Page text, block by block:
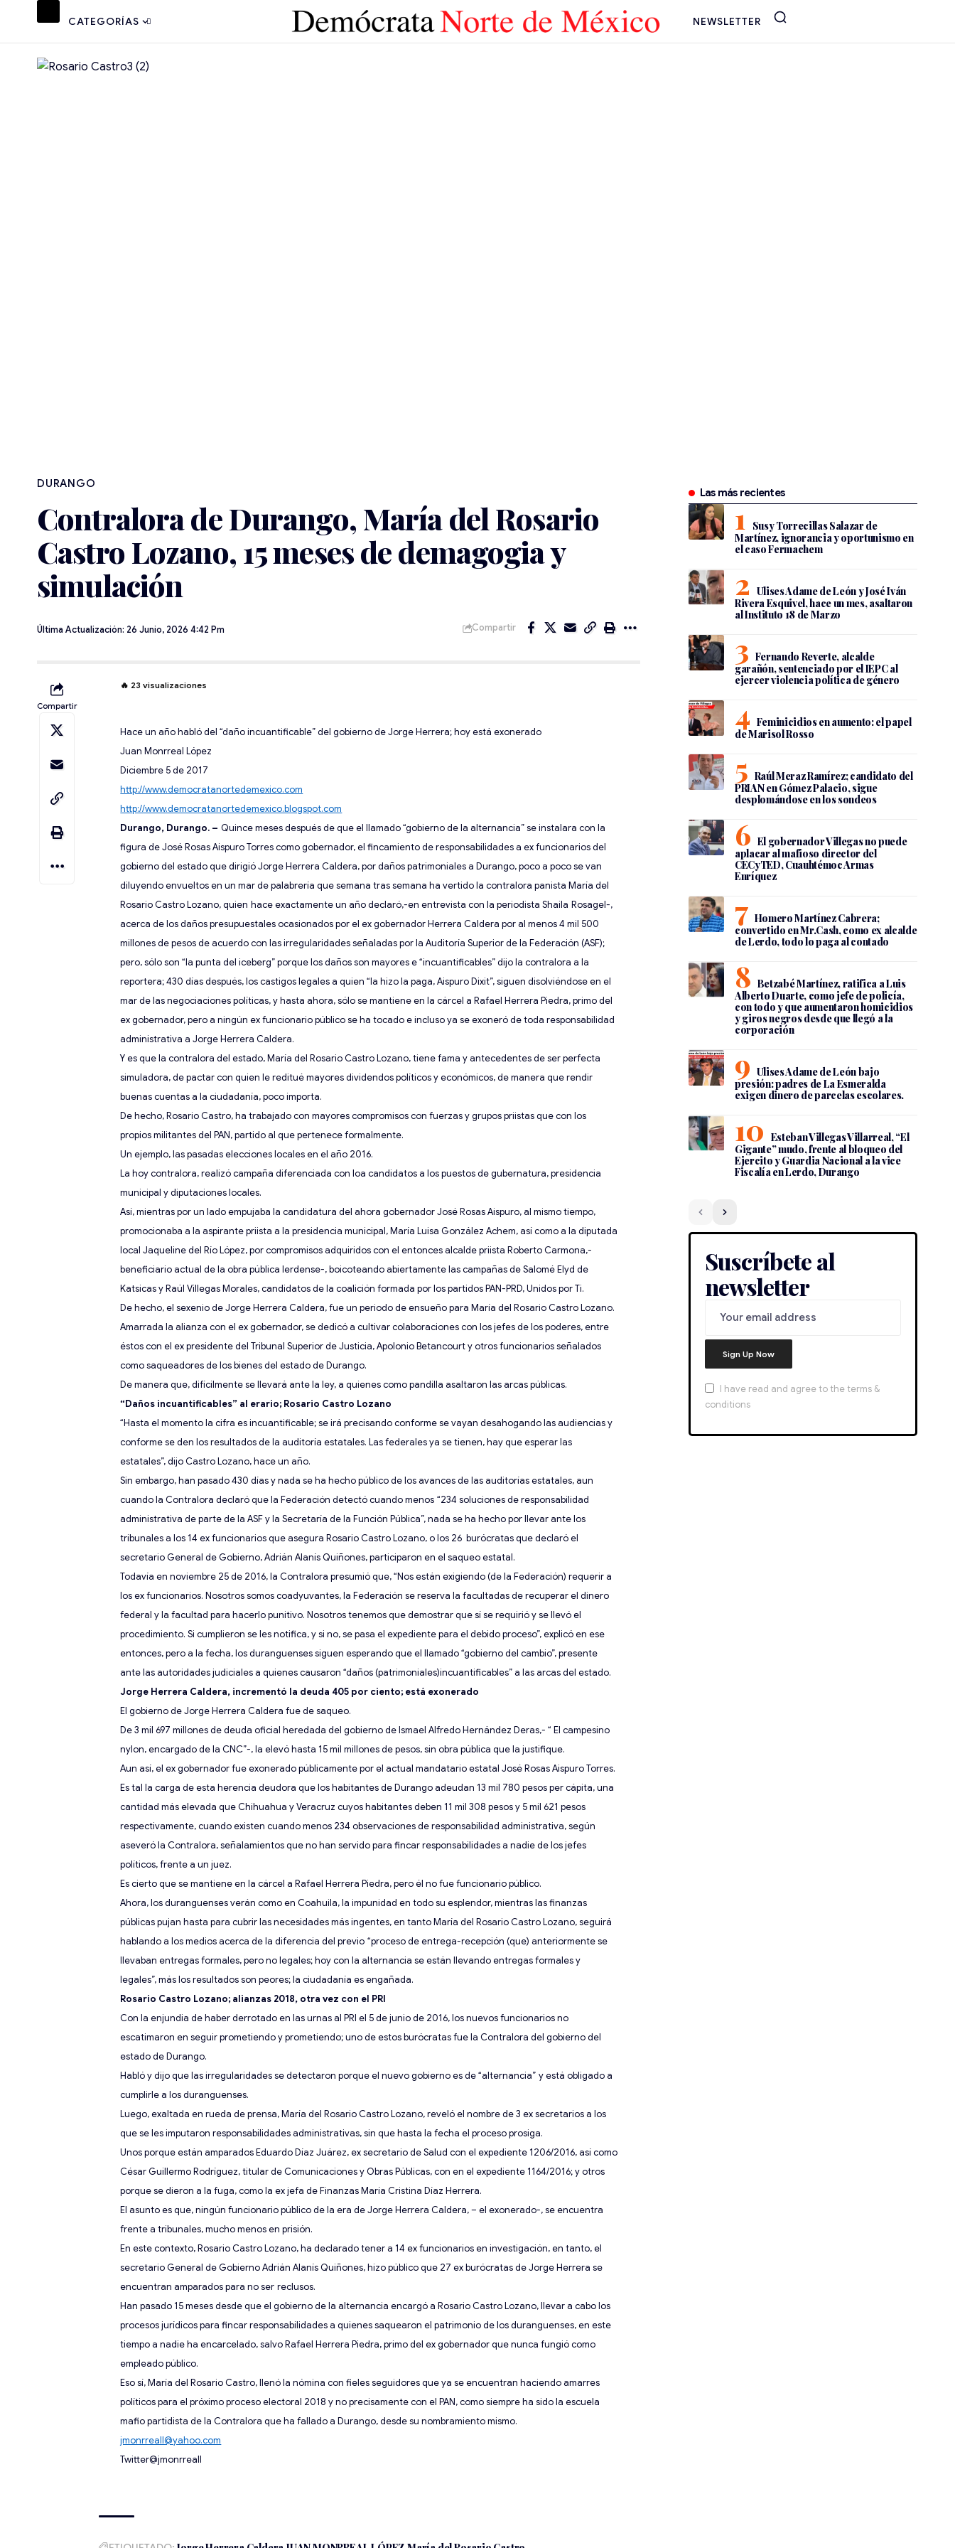
CATEGORÍAS NEWSLETTER
DURANGO
Contralora de Durango, María del Rosario
Castro Lozano, 15 meses de demagogia y
simulación
Última Actualización: 26 Junio, 2026 4:42 Pm Compartir
Compartir
🔥 23 visualizaciones
Hace un año habló del “daño incuantificable” del gobierno de Jorge Herrera; hoy está exonerado
Juan Monrreal López
Diciembre 5de 2017
http://www.democratanortedemexico.com
http://www.democratanortedemexico.blogspot.com
Durango, Durango. – Quince meses después de que el llamado “gobierno de la alternancia” se instalara con la
figura de José Rosas Aispuro Torres como gobernador,el fincamiento de responsabilidades a ex funcionarios del
gobierno del estado que dirigió Jorge Herrera Caldera, por daños patrimoniales a Durango, poco a poco se van
diluyendo envueltos en un mar de palabrería quesemana tras semana ha vertido la contralora panista María del
Rosario Castro Lozano, quien hace exactamente un año declaró,-en entrevista con la periodistaShaila Rosagel-,
acerca delos daños presupuestales ocasionados por el ex gobernador Herrera Caldera por al menos4 mil 500
millones de pesosde acuerdo con las irregularidades señaladas por la Auditoría Superior de la Federación (ASF);
pero, sólo son “la punta del iceberg” porque los daños son mayores e “incuantificables” dijo la contralora a la
reportera;430 días después, los castigos legales a quien “la hizo la paga, Aispuro Dixit”, siguen disolviéndose en el
mar de las negociaciones políticas, y hasta ahora, sólo se mantiene en la cárcel a Rafael Herrera Piedra, primo del
ex gobernador, pero a ningún ex funcionario público se ha tocado e incluso ya se exoneró de toda responsabilidad
administrativa a Jorge Herrera Caldera.
Y es que la contralora del estado, María del Rosario Castro Lozano, tiene fama y antecedentes deser perfecta
simuladora, de pactarcon quien le reditué mayores dividendos políticosy económicos, de manera que rendir
buenas cuentas a la ciudadanía, poco importa.
De hecho,Rosario Castro, ha trabajado con mayores compromisos con fuerzas y grupos priistas que con los
propios militantes del PAN, partido al que pertenece formalmente.
Un ejemplo,las pasadas elecciones locales en el año 2016.
La hoy contralora, realizó campaña diferenciada con loa candidatos a los puestosde gubernatura,presidencia
municipal y diputaciones locales.
Así, mientras por un lado empujaba la candidatura del ahora gobernador José Rosas Aispuro, al mismo tiempo,
promocionaba a la aspirante priista a la presidencia municipal, María Luisa GonzálezAchem, así como a la diputada
local Jaquelinedel Río López,por compromisos adquiridos con el entoncesalcaldepriista Roberto Carmona,-
beneficiario actual de la obra públicalerdense-,boicoteando abiertamente las campañas de SaloméElyd de
Katsicasy Raúl Villegas Morales, candidatos de la coalición formada por los partidos PAN-PRD, Unidos por Ti.
De hecho, el sexenio de Jorge Herrera Caldera, fue un periodo de ensueño para María del Rosario Castro Lozano.
Amarrada la alianza con el ex gobernador, se dedicó a cultivar colaboraciones con los jefes de los poderes, entre
éstos con el ex presidente del Tribunal Superior de Justicia, Apolonio Betancourt y otros funcionarios señalados
como saqueadores de los bienes del estado de Durango.
De manera que, difícilmente se llevará ante la ley, a quienes como pandilla asaltaron las arcas públicas.
“Daños incuantificables” al erario; Rosario Castro Lozano
“Hasta el momento la cifra es incuantificable; se irá precisando conforme se vayan desahogando las audiencias y
conforme se den los resultados de la auditoría estatales. Las federales ya se tienen, hay que esperar las
estatales”, dijo Castro Lozano, hace un año.
Sin embargo, han pasado 430 días y nada se ha hecho público de los avances de las auditorías estatales, aun
cuando la Contralora declaró que la Federación detectó cuando menos “234 soluciones deresponsabilidad
administrativa de parte de la ASF y la Secretaría de la Función Pública”, nada se ha hecho por llevar ante los
tribunales a los 14 ex funcionarios que asegura Rosario Castro Lozano, o los 26 burócratas que declaró el
secretario General de Gobierno, Adrián Alanís Quiñones, participaron en el saqueo estatal.
Todavía en noviembre 25 de 2016, la Contralora presumió que, “Nos están exigiendo(de la Federación) requerir a
los ex funcionarios. Nosotros somos coadyuvantes, la Federación se reserva la facultadas de recuperar el dinero
federal y la facultad para hacerlo punitivo. Nosotros tenemos que demostrar que sí se requirió y se llevó el
procedimiento. Si cumplieron se les notifica, y si no, se pasa el expediente para el debido proceso”, explicó en ese
entonces, pero a la fecha,los duranguenses siguen esperando que el llamado “gobierno del cambio”, presente
ante las autoridades judiciales a quienes causaron “daños (patrimoniales)incuantificables”a las arcas del estado.
Jorge Herrera Caldera, incrementó la deuda 405 por ciento; está exonerado
El gobierno de Jorge Herrera Caldera fue de saqueo.
De 3 mil 697 millones de deuda oficial heredada del gobierno deIsmael Alfredo HernándezDeras,- “ El campesino
nylon, encargado de la CNC”-,la elevó hasta 15 mil millones de pesos, sinobra pública que la justifique.
Aun así, el ex gobernador fue exonerado públicamente por el actual mandatario estatal José Rosas AispuroTorres.
Es tal la carga de esta herencia deudora quelos habitantes de Durango adeudan 13 mil 780 pesos per cápita, una
cantidad más elevada que Chihuahua y Veracruz cuyos habitantes deben 11 mil 308 pesos y 5 mil 621 pesos
respectivamente, cuando existen cuando menos 234 observaciones de responsabilidad administrativa, según
aseveró la Contralora, señalamientos que no han servido para fincar responsabilidades a nadie de los jefes
políticos, frente a un juez.
Es cierto que se mantiene en la cárcel a Rafael Herrera Piedra, pero él no fue funcionario público.
Ahora, los duranguenses verán como en Coahuila, la impunidaden todo su esplendor, mientras las finanzas
públicas pujan hasta para cubrir las necesidades más ingentes, en tanto María del Rosario Castro Lozano, seguirá
hablando a los medios acercade la diferencia delprevio “procesode entrega-recepción (que)anteriormente se
llevaban entregas formales, pero no legales; hoy con la alternancia se están llevando entregas formales y
legales”, más los resultados son peores; la ciudadanía es engañada.
Rosario Castro Lozano; alianzas 2018, otra vez con el PRI
Con la enjundia de haber derrotado en las urnas al PRI el 5 de junio de 2016, los nuevos funcionarios no
escatimaron en seguir prometiendo y prometiendo; uno de estosburócratasfue la Contralora del gobierno del
estado de Durango.
Habló y dijo que las irregularidades se detectaron porque el nuevo gobierno es de “alternancia” y estáobligado a
cumplirle a los duranguenses.
Luego,exaltada en rueda de prensa,María del Rosario Castro Lozano, reveló el nombre de 3 ex secretarios a los
que se les imputaron responsabilidades administrativas, sin que hasta la fecha el proceso prosiga.
Unos porque están amparados Eduardo Díaz Juárez, ex secretario de Salud con el expediente 1206/2016, así como
César Guillermo Rodríguez, titular deComunicaciones y Obras Públicas, con en el expediente 1164/2016; y otros
porque se dieron a la fuga, como la ex jefa de Finanzas María Cristina Díaz Herrera.
El asunto es que, ningún funcionario público de la era de Jorge Herrera Caldera, – el exonerado-, se encuentra
frentea tribunales, mucho menos en prisión.
En este contexto, Rosario Castro Lozano, ha declarado tener a 14 ex funcionarios en investigación,en tanto,el
secretario General de Gobierno Adrián Alanís Quiñones, hizo público que 27 ex burócratas de Jorge Herrera se
encuentran amparados para no ser reclusos.
Han pasado 15 meses desde que el gobierno de la alternancia encargó a Rosario Castro Lozano, llevar a cabo los
procesos jurídicos para fincar responsabilidades a quienes saquearon el patrimonio de los duranguenses, en este
tiempo a nadie ha encarcelado, salvo Rafael Herrera Piedra,primo delexgobernadorque nunca fungió como
empleado público.
Eso sí, María del Rosario Castro, llenó la nómina con fieles seguidores que ya se encuentran haciendo amarres
políticos para el próximo proceso electoral 2018 y no precisamente con el PAN, como siempre ha sido la escuela
mafiopartidista de la Contralora que ha fallado a Durango, desde sunombramiento mismo.
jmonrreall@yahoo.com
Twitter@jmonrreall
Las más recientes
Susy Torrecillas Salazar de
Martínez, ignorancia y oportunismo en
el caso Fermachem
Ulises Adame de León y José Iván
Rivera Esquivel, hace un mes, asaltaron
al Instituto 18 de Marzo
Fernando Reverte, alcalde
garañón, sentenciado por el IEPC al
ejercer violencia política de género
Feminicidios en aumento: el papel
de Marisol Rosso
Raúl Meraz Ramírez; candidato del
PRIAN en Gómez Palacio, sigue
desplomándose en los sondeos
El gobernador Villegas no puede
aplacar al mafioso director del
CECyTED, Cuauhtémoc Armas
Enríquez
Homero Martínez Cabrera;
convertido en Mr.Cash, como ex alcalde
de Lerdo, todo lo paga al contado
Betzabé Martínez, ratifica a Luis
Alberto Duarte, como jefe de policía,
con todo y que aumentaron homicidios
y giros negros desde que llegó a la
corporación
Ulises Adame de León bajo
presión: padres de La Esmeralda
exigen dinero de parcelas escolares.
Esteban Villegas Villarreal, “El
Gigante” mudo, frente al bloqueo del
Ejercito y Guardia Nacional a la vice
Fiscalía en Lerdo, Durango
Suscríbete al
newsletter
I have read and agree to the terms &
conditions